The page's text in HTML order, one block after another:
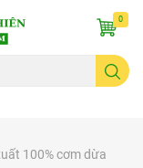
0
100% cơm dừa